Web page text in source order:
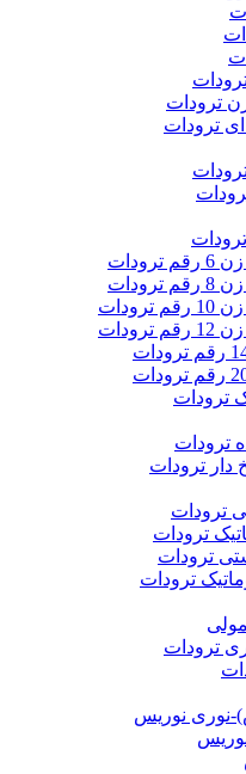
ترودات
ترودات
ترودات
ترودات
دار ترودات
ترودات
ترودات
ترودات
ترودات
ترودات
نوری نوریس